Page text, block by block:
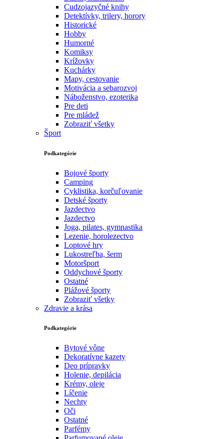
Cudzojazyčné knihy
Detektívky, trilery, horory
Historické
Hobby
Humorné
Komiksy
Krížovky
Kuchárky
Mapy, cestovanie
Motivácia a sebarozvoj
Náboženstvo, ezoterika
Pre deti
Pre mládež
Zobraziť všetky
Šport
Podkategórie
Bojové športy
Camping
Cyklistika, korčuľovanie
Detské športy
Jazdectvo
Jazdectvo
Joga, pilates, gymnastika
Lezenie, horolezectvo
Loptové hry
Lukostreľba, šerm
Motoršport‎
Oddychové športy
Ostatné
Plážové športy
Zobraziť všetky
Zdravie a krása
Podkategórie
Bytové vône
Dekoratívne kazety
Deo prípravky
Holenie, depilácia
Krémy, oleje
Líčenie
Nechty
Oči
Ostatné
Parfémy